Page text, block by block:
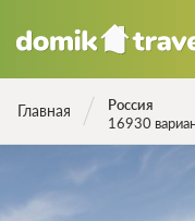
Главная
Россия
16930